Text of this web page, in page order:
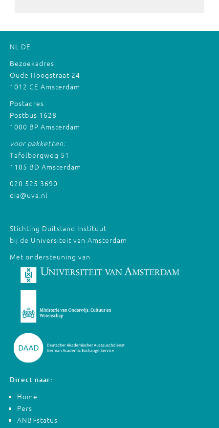
NL DE
Bezoekadres
Oude Hoogstraat 24
1012 CE Amsterdam
Postadres
Postbus 1628
1000 BP Amsterdam
voor pakketten:
Tafelbergweg 51
1105 BD Amsterdam
020 525 3690
dia@uva.nl
Stichting Duitsland Instituut
bij de Universiteit van Amsterdam
Met ondersteuning van
Direct naar:
Home
Pers
ANBI-status